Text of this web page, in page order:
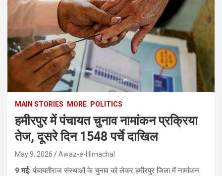
MAIN STORIES MORE POLITICS
हमीरपुर में पंचायत चुनाव नामांकन प्रक्रिया
तेज, दूसरे दिन 1548 पर्चे दाखिल
May 9, 2026 Awaz-e-Himachal
9 मई:पंचायतीराज संस्थाओं के चुनाव को लेकर हमीरपुर जिला में नामांकन